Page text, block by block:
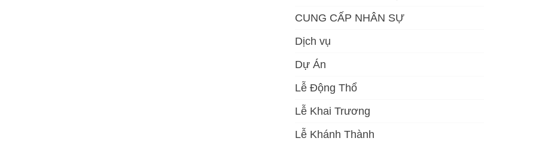
CUNG CẤP NHÂN SỰ
Dịch vụ
Dự Án
Lễ Động Thổ
Lễ Khai Trương
Lễ Khánh Thành